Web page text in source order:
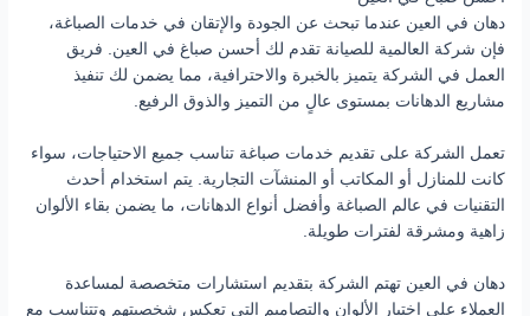
دهان في العين عندما تبحث عن الجودة والإتقان في خدمات الصباغة،
فإن شركة العالمية للصيانة تقدم لك أحسن صباغ في العين. فريق
العمل في الشركة يتميز بالخبرة والاحترافية، مما يضمن لك تنفيذ
مشاريع الدهانات بمستوى عالٍ من التميز والذوق الرفيع.
تعمل الشركة على تقديم خدمات صباغة تناسب جميع الاحتياجات، سواء
كانت للمنازل أو المكاتب أو المنشآت التجارية. يتم استخدام أحدث
التقنيات في عالم الصباغة وأفضل أنواع الدهانات، ما يضمن بقاء الألوان
زاهية ومشرقة لفترات طويلة.
دهان في العين تهتم الشركة بتقديم استشارات متخصصة لمساعدة
العملاء على اختيار الألوان والتصاميم التي تعكس شخصيتهم وتتناسب مع